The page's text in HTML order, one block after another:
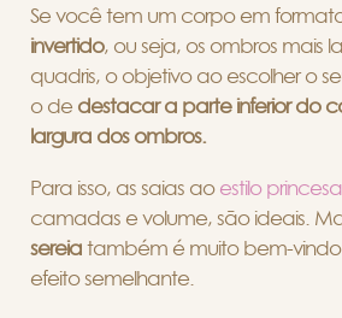
Se você tem um corpo em
invertido, ou seja, os ombros mais
quadris, o objetivo ao escolher o
o de destacar a parte inferior do
largura dos ombros.
Para isso, as saias ao estilo princesa
camadas e volume, são ideais.
sereia também é muito bem-
efeito semelhante.